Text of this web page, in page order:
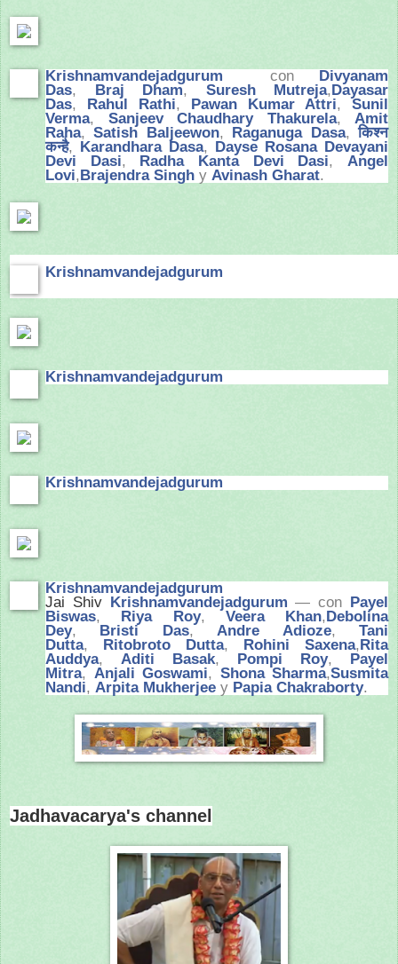
Krishnamvandejadgurum con Divyanam
Das, Braj Dham, Suresh Mutreja,Dayasar
Das, Rahul Rathi, Pawan Kumar Attri,Sunil
Verma, Sanjeev Chaudhary Thakurela, Amit
Raha,Satish Baljeewon, Raganuga Dasa,किश्न
कन्है, Karandhara Dasa, Dayse Rosana Devayani
Devi Dasi, Radha Kanta Devi Dasi,Angel
Lovi,Brajendra Singh y Avinash Gharat.
Krishnamvandejadgurum
Krishnamvandejadgurum
Krishnamvandejadgurum
Krishnamvandejadgurum
Jai Shiv Krishnamvandejadgurum — con Payel
Biswas, Riya Roy,Veera Khan,Debolina
Dey, Bristi Das,Andre Adioze,Tani
Dutta, Ritobroto Dutta, Rohini Saxena,Rita
Auddya, Aditi Basak, Pompi Roy, Payel
Mitra, Anjali Goswami, Shona Sharma,Susmita
Nandi, Arpita Mukherjee y Papia Chakraborty.
Jadhavacarya's channel